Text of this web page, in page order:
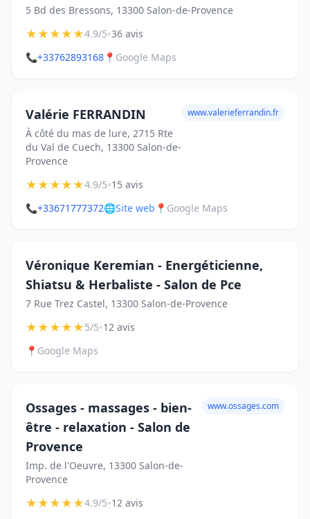
5 Bd des Bressons, 13300 Salon-de-Provence
★★★★★4.9/5•36 avis
📞+33762893168 📍 Google Maps
Valérie FERRANDIN
À côté du mas de lure, 2715 Rte
du Val de Cuech, 13300 Salon-de-
Provence
www.valerieferrandin.fr
★★★★★4.9/5•15 avis
📞+33671777372🌐Site web 📍 Google Maps
Véronique Keremian - Energéticienne,
Shiatsu & Herbaliste - Salon de Pce
7 Rue Trez Castel, 13300 Salon-de-Provence
★★★★★5/5•12 avis
📍 Google Maps
Ossages - massages - bien-
être - relaxation - Salon de
Provence
Imp. de l'Oeuvre, 13300 Salon-de-
Provence
www.ossages.com
★★★★★4.9/5•12 avis